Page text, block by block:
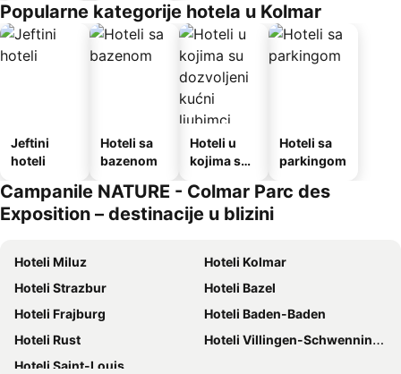
Popularne kategorije hotela u Kolmar
Jeftini
hoteli
Hoteli sa
bazenom
Hoteli u
kojima su
kućni
ljubimci
Hoteli sa
parkingom
Campanile NATURE - Colmar Parc des
Exposition – destinacije u blizini
Hoteli Miluz
Hoteli Kolmar
Hoteli Strazbur
Hoteli Bazel
Hoteli Frajburg
Hoteli Baden-Baden
Hoteli Rust
Hoteli Villingen-Schwenningen
Hoteli Saint-Louis